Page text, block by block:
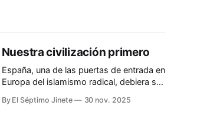
Nuestra civilización primero
España, una de las puertas de entrada en
Europa del islamismo radical, debiera ser
By El Séptimo Jinete 30 nov. 2025